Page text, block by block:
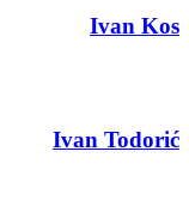
Ivan Kos
Ivan Todorić